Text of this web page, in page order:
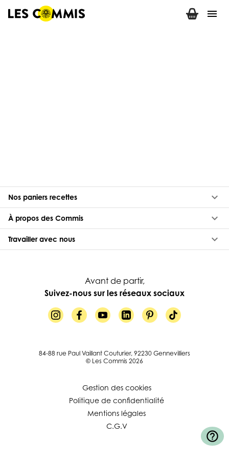
menu
Nos paniers recettes keyboard_arrow_down
À propos des Commis keyboard_arrow_down
Travailler avec nous keyboard_arrow_down
Avant de partir,
Suivez-nous sur les réseaux sociaux
84-88 rue Paul Vaillant Couturier, 92230 Gennevilliers
© Les Commis 2026
Gestion des cookies
Politique de confidentialité
Mentions légales
C.G.V
help_outline